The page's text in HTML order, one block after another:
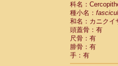
科名：
種小名：
和名：カニクイ
頭蓋骨：有
尺骨：有
腓骨：有
手：有